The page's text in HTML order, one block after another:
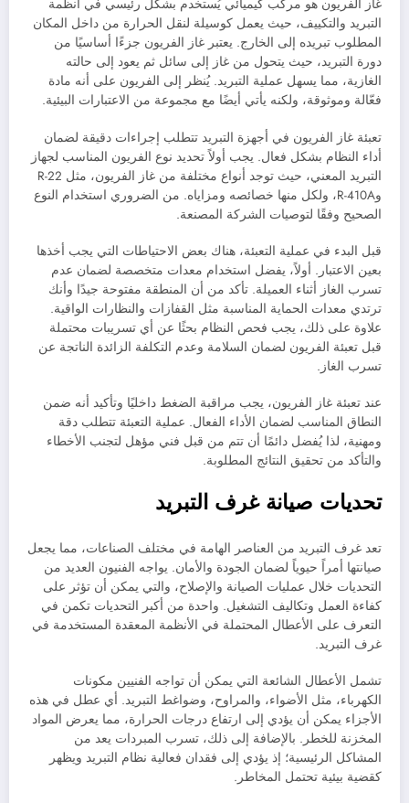
غاز الفريون هو مركب كيميائي يُستخدم بشكل رئيسي في أنظمة
التبريد والتكييف، حيث يعمل كوسيلة لنقل الحرارة من داخل المكان
المطلوب تبريده إلى الخارج. يعتبر غاز الفريون جزءًا أساسيًا من
دورة التبريد، حيث يتحول من غاز إلى سائل ثم يعود إلى حالته
الغازية، مما يسهل عملية التبريد. يُنظر إلى الفريون على أنه مادة
فعّالة وموثوقة، ولكنه يأتي أيضًا مع مجموعة من الاعتبارات البيئية.
تعبئة غاز الفريون في أجهزة التبريد تتطلب إجراءات دقيقة لضمان
أداء النظام بشكل فعال. يجب أولاً تحديد نوع الفريون المناسب لجهاز
التبريد المعني، حيث توجد أنواع مختلفة من غاز الفريون، مثل R-22
وR-410A، ولكل منها خصائصه ومزاياه. من الضروري استخدام النوع
الصحيح وفقًا لتوصيات الشركة المصنعة.
قبل البدء في عملية التعبئة، هناك بعض الاحتياطات التي يجب أخذها
بعين الاعتبار. أولاً، يفضل استخدام معدات متخصصة لضمان عدم
تسرب الغاز أثناء العميلة. تأكد من أن المنطقة مفتوحة جيدًا وأنك
ترتدي معدات الحماية المناسبة مثل القفازات والنظارات الواقية.
علاوة على ذلك، يجب فحص النظام بحثًا عن أي تسريبات محتملة
قبل تعبئة الفريون لضمان السلامة وعدم التكلفة الزائدة الناتجة عن
تسرب الغاز.
عند تعبئة غاز الفريون، يجب مراقبة الضغط داخليًا وتأكيد أنه ضمن
النطاق المناسب لضمان الأداء الفعال. عملية التعبئة تتطلب دقة
ومهنية، لذا يُفضل دائمًا أن تتم من قبل فني مؤهل لتجنب الأخطاء
والتأكد من تحقيق النتائج المطلوبة.
تحديات صيانة غرف التبريد
تعد غرف التبريد من العناصر الهامة في مختلف الصناعات، مما يجعل
صيانتها أمراً حيوياً لضمان الجودة والأمان. يواجه الفنيون العديد من
التحديات خلال عمليات الصيانة والإصلاح، والتي يمكن أن تؤثر على
كفاءة العمل وتكاليف التشغيل. واحدة من أكبر التحديات تكمن في
التعرف على الأعطال المحتملة في الأنظمة المعقدة المستخدمة في
غرف التبريد.
تشمل الأعطال الشائعة التي يمكن أن تواجه الفنيين مكونات
الكهرباء، مثل الأضواء، والمراوح، وضواغط التبريد. أي عطل في هذه
الأجزاء يمكن أن يؤدي إلى ارتفاع درجات الحرارة، مما يعرض المواد
المخزنة للخطر. بالإضافة إلى ذلك، تسرب المبردات يعد من
المشاكل الرئيسية؛ إذ يؤدي إلى فقدان فعالية نظام التبريد ويظهر
كقضية بيئية تحتمل المخاطر.